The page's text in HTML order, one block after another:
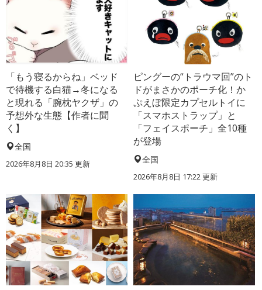
「もう寝るからね」ベッド
で待機する白猫→冬になる
と現れる「腕枕ヤクザ」の
予想外な生態【作者に聞
く】
全国
2026年8月8日 20:35 更新
ピングーの“トラウマ回”のト
ドがまさかのポーチ化！か
ぷえぼ限定カプセルトイに
「スマホストラップ」と
「フェイスポーチ」全10種
が登場
全国
2026年8月8日 17:22更新